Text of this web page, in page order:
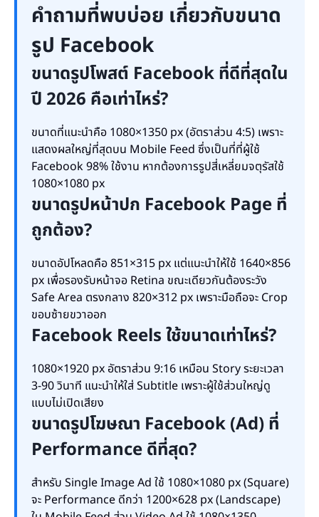
คำถามที่พบบ่อย เกี่ยวกับขนาด
รูป Facebook
ขนาดรูปโพสต์ Facebook ที่ดีที่สุดใน
ปี 2026 คือเท่าไหร่?
ขนาดที่แนะนำคือ 1080×1350 px (อัตราส่วน 4:5) เพราะ
แสดงผลใหญ่ที่สุดบน Mobile Feed ซึ่งเป็นที่ที่ผู้ใช้
Facebook 98% ใช้งาน หากต้องการรูปสี่เหลี่ยมจตุรัสใช้
1080×1080 px
ขนาดรูปหน้าปก Facebook Page ที่
ถูกต้อง?
ขนาดอัปโหลดคือ 851×315 px แต่แนะนำให้ใช้ 1640×856
px เพื่อรองรับหน้าจอ Retina ขณะเดียวกันต้องระวัง
Safe Area ตรงกลาง 820×312 px เพราะมือถือจะ Crop
ขอบซ้ายขวาออก
Facebook Reels ใช้ขนาดเท่าไหร่?
1080×1920 px อัตราส่วน 9:16 เหมือน Story ระยะเวลา
3-90 วินาที แนะนำให้ใส่ Subtitle เพราะผู้ใช้ส่วนใหญ่ดู
แบบไม่เปิดเสียง
ขนาดรูปโฆษณา Facebook (Ad) ที่
Performance ดีที่สุด?
สำหรับ Single Image Ad ใช้ 1080×1080 px (Square)
จะ Performance ดีกว่า 1200×628 px (Landscape)